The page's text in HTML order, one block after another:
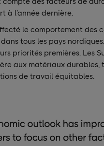
à l’année dernière.
le comportement des
tous les pays
priorités premières. Les
aux matériaux durables,
de travail équitables.